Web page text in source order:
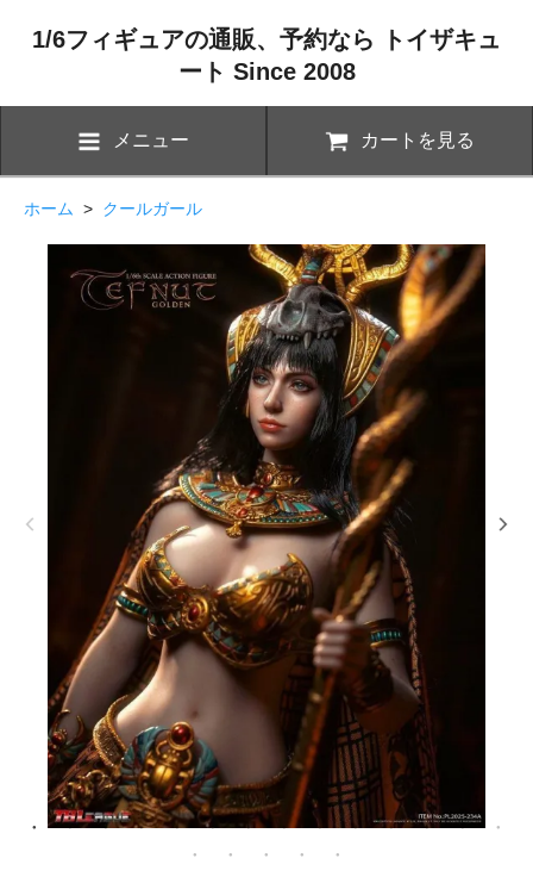
1/6フィギュアの通販、予約なら トイザキュ
ート Since 2008
メニュー カートを見る
ホーム > クールガール